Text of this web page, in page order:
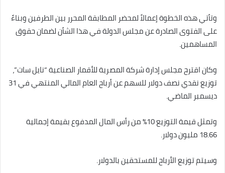
وتأتي هذه الخطوة إعمالاً لمحضر المطابقة المحرر بين الطرفين وبناءً
على الفتوى الصادرة عن مجلس الدولة في هذا الشأن لضمان حقوق
المساهمين.
وكان اقترح مجلس إدارة شركة المصرية للأقمار الصناعية “نايل سات”،
توزيع نقدي نصف دولار للسهم عن أرباح العام المالي المنتهي في 31
ديسمبر الماضي.
وتمثل قيمة التوزيع 10% من رأس المال المدفوع بقيمة إجمالية
18.66 مليون دولار.
وسيتم توزيع الأرباح للمستحقين بالدولار.